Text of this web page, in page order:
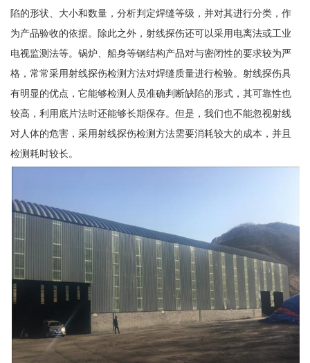
陷的形状、大小和数量，分析判定焊缝等级，并对其进行分类，作
为产品验收的依据。除此之外，射线探伤还可以采用电离法或工业
电视监测法等。锅炉、船身等钢结构产品对与密闭性的要求较为严
格，常常采用射线探伤检测方法对焊缝质量进行检验。射线探伤具
有明显的优点，它能够检测人员准确判断缺陷的形式，其可靠性也
较高，利用底片法时还能够长期保存。但是，我们也不能忽视射线
对人体的危害，采用射线探伤检测方法需要消耗较大的成本，并且
检测耗时较长。